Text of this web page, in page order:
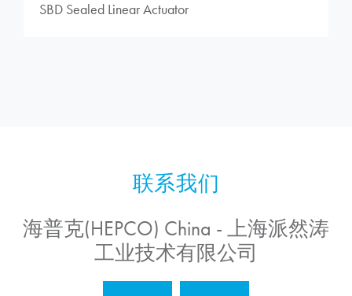
SBD Sealed Linear Actuator
海普克(HEPCO) China - 上海派然涛
工业技术有限公司